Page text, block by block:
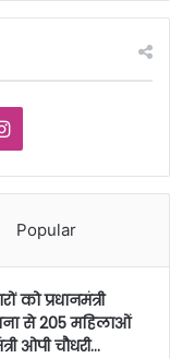
Instagram
Popular
को प्रधानमंत्री
से 205 महिलाओं
ओपी चौधरी…